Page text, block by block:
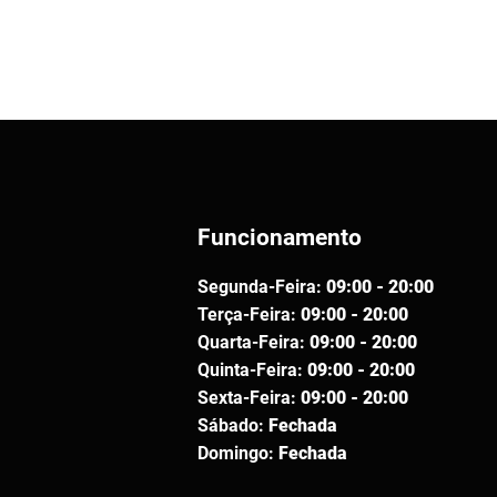
Funcionamento
Segunda-Feira: 09:00 - 20:00
Terça-Feira: 09:00 - 20:00
Quarta-Feira: 09:00 - 20:00
Quinta-Feira: 09:00 - 20:00
Sexta-Feira: 09:00 - 20:00
Sábado: Fechada
Domingo: Fechada